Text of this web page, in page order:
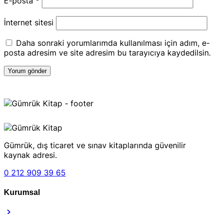
İnternet sitesi
Daha sonraki yorumlarımda kullanılması için adım, e-
posta adresim ve site adresim bu tarayıcıya kaydedilsin.
Gümrük, dış ticaret ve sınav kitaplarında güvenilir
kaynak adresi.
0 212 909 39 65
Kurumsal